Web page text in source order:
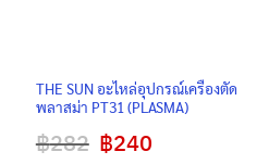
THE SUN อะไหล่อุปกรณ์เครื่องตัด
พลาสม่า PT31 (PLASMA)
฿282 Original
price
฿240Current
price